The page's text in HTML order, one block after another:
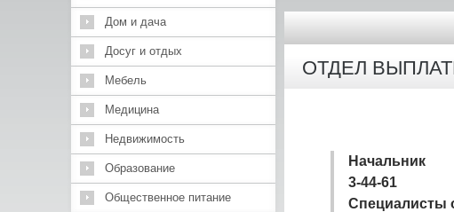
Дом и дача
Досуг и отдых
Мебель
Медицина
Недвижимость
Образование
Общественное питание
ОТДЕЛ
Начальник
3-44-61
Специалисты